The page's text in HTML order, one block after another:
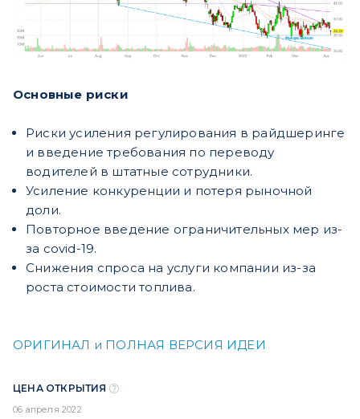
Основные риски
Риски усиления регулирования в райдшеринге
и введение требования по переводу
водителей в штатные сотрудники.
Усиление конкуренции и потеря рыночной
доли.
Повторное введение ограничительных мер из-
за covid-19.
Снижения спроса на услуги компании из-за
роста стоимости топлива.
ОРИГИНАЛ и ПОЛНАЯ ВЕРСИЯ ИДЕИ
ЦЕНА ОТКРЫТИЯ
06 апреля 2022